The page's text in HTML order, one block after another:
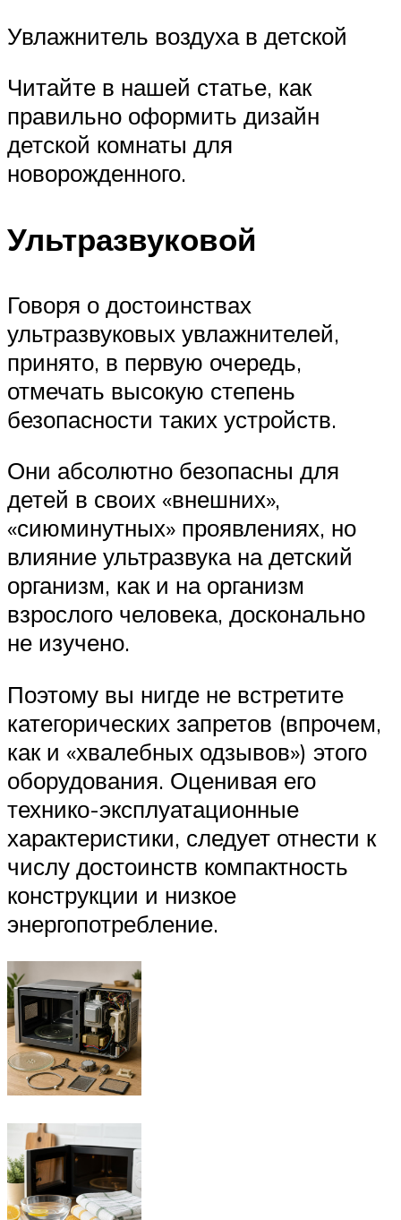
Увлажнитель воздуха в детской
Читайте в нашей статье, как
правильно оформить дизайн
детской комнаты для
новорожденного.
Ультразвуковой
Говоря о достоинствах
ультразвуковых увлажнителей,
принято, в первую очередь,
отмечать высокую степень
безопасности таких устройств.
Они абсолютно безопасны для
детей в своих «внешних»,
«сиюминутных» проявлениях, но
влияние ультразвука на детский
организм, как и на организм
взрослого человека, досконально
не изучено.
Поэтому вы нигде не встретите
категорических запретов (впрочем,
как и «хвалебных одзывов») этого
оборудования. Оценивая его
технико-эксплуатационные
характеристики, следует отнести к
числу достоинств компактность
конструкции и низкое
энергопотребление.